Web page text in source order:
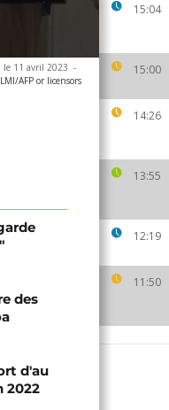
15:04
15:00
14:26
13:55
12:19
11:50
le 11 avril 2023 -
AFP or licensors
des
d'au
2022